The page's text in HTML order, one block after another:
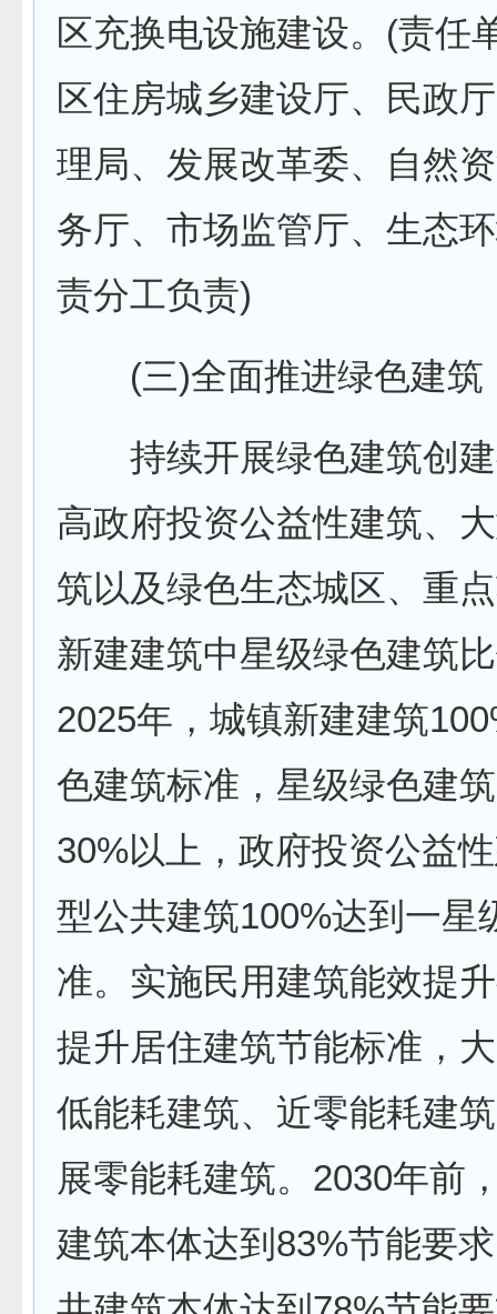
区充换电设施建设。(责任
区住房城乡建设厅、民政
理局、发展改革委、自然
务厅、市场监管厅、生态
责分工负责)
(三)全面推进绿色建筑
持续开展绿色建筑创建
高政府投资公益性建筑、
筑以及绿色生态城区、重
新建建筑中星级绿色建筑
2025年，城镇新建建筑
色建筑标准，星级绿色建
30%以上，政府投资公益
型公共建筑100%达到一星
准。实施民用建筑能效提
提升居住建筑节能标准，
低能耗建筑、近零能耗建
展零能耗建筑。2030年前
建筑本体达到83%节能要